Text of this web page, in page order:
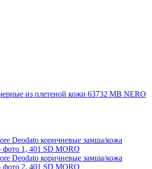
из плетеной кожи 63732 MB NERO